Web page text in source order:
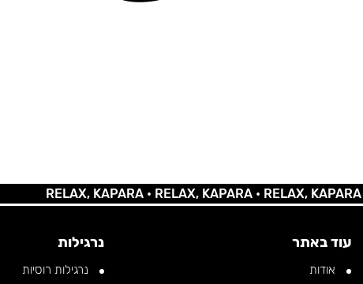
RELAX, KAPARA •RELAX, KAPARA •RELAX, KAPARA •
עוד באתר
אודות
נרגילות
נרגילות רוסיות